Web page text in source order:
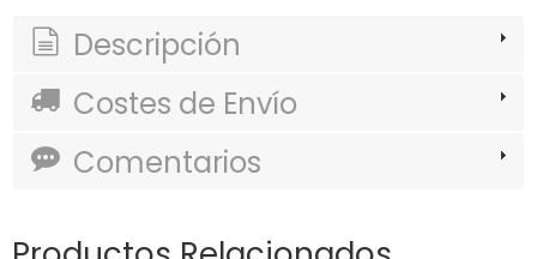
Descripción
Costes de Envío
Comentarios